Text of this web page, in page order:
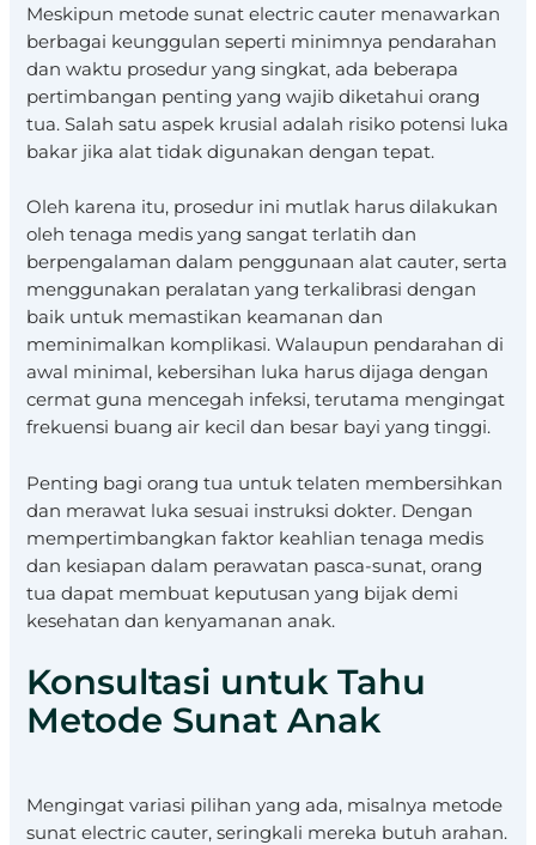
Meskipun metode sunat electric cauter menawarkan
berbagai keunggulan seperti minimnya pendarahan
dan waktu prosedur yang singkat, ada beberapa
pertimbangan penting yang wajib diketahui orang
tua. Salah satu aspek krusial adalah risiko potensi luka
bakar jika alat tidak digunakan dengan tepat.
Oleh karena itu, prosedur ini mutlak harus dilakukan
oleh tenaga medis yang sangat terlatih dan
berpengalaman dalam penggunaan alat cauter, serta
menggunakan peralatan yang terkalibrasi dengan
baik untuk memastikan keamanan dan
meminimalkan komplikasi. Walaupun pendarahan di
awal minimal, kebersihan luka harus dijaga dengan
cermat guna mencegah infeksi, terutama mengingat
frekuensi buang air kecil dan besar bayi yang tinggi.
Penting bagi orang tua untuk telaten membersihkan
dan merawat luka sesuai instruksi dokter. Dengan
mempertimbangkan faktor keahlian tenaga medis
dan kesiapan dalam perawatan pasca-sunat, orang
tua dapat membuat keputusan yang bijak demi
kesehatan dan kenyamanan anak.
Konsultasi untuk Tahu
Metode Sunat Anak
Mengingat variasi pilihan yang ada, misalnya metode
sunat electric cauter, seringkali mereka butuh arahan.